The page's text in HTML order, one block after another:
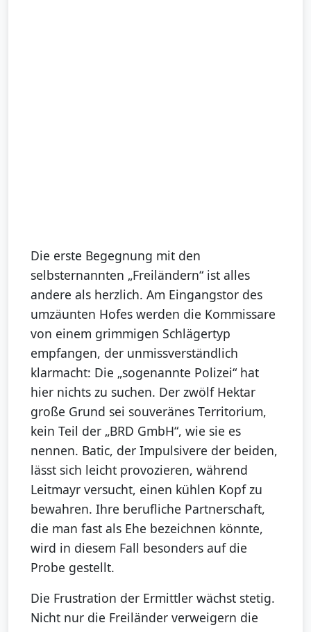
Die erste Begegnung mit den
selbsternannten „Freiländern“ ist alles
andere als herzlich. Am Eingangstor des
umzäunten Hofes werden die Kommissare
von einem grimmigen Schlägertyp
empfangen, der unmissverständlich
klarmacht: Die „sogenannte Polizei“ hat
hier nichts zu suchen. Der zwölf Hektar
große Grund sei souveränes Territorium,
kein Teil der „BRD GmbH“, wie sie es
nennen. Batic, der Impulsivere der beiden,
lässt sich leicht provozieren, während
Leitmayr versucht, einen kühlen Kopf zu
bewahren. Ihre berufliche Partnerschaft,
die man fast als Ehe bezeichnen könnte,
wird in diesem Fall besonders auf die
Probe gestellt.
Die Frustration der Ermittler wächst stetig.
Nicht nur die Freiländer verweigern die